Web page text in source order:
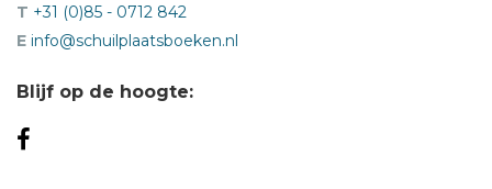
T +31 (0)85 - 0712 842
E info@schuilplaatsboeken.nl
Blijf op de hoogte: